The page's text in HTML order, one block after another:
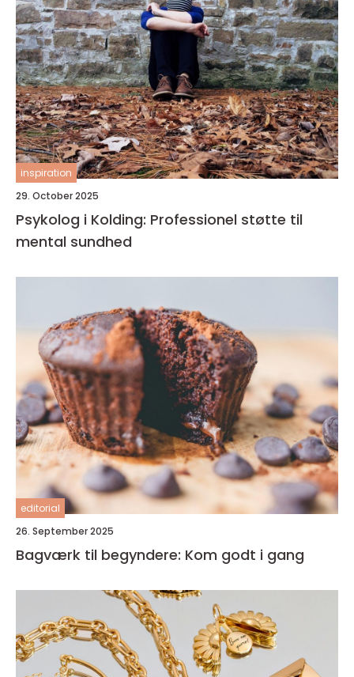
inspiration
29. October 2025
Psykolog i Kolding: Professionel støtte til
mental sundhed
editorial
26. September 2025
Bagværk til begyndere: Kom godt i gang